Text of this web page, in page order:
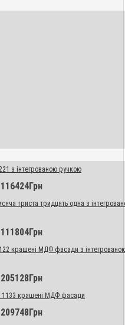
з інтегрованою ручкою
116424Грн
триста тридцять одна з
111804Грн
крашені МДФ фасади з
205128Грн
1133 крашені МДФ фасади
209748Грн